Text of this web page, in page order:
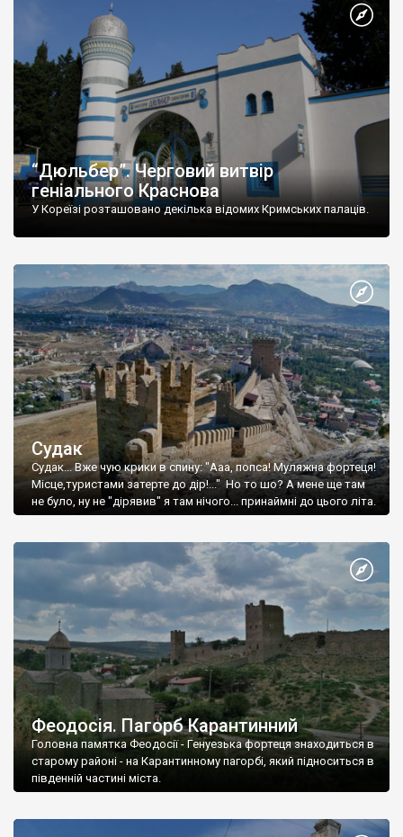
“Дюльбер”. Черговий витвір
геніального Краснова
У Кореїзі розташовано декілька відомих Кримських палаців.
Судак
Судак... Вже чую крики в спину: "Ааа, попса! Муляжна фортеця!
Місце,туристами затерте до дір!..." Но то шо? А мене ще там
не було, ну не "дірявив" я там нічого... принаймні до цього літа.
Феодосія. Пагорб Карантинний
Головна памятка Феодосії - Генуезька фортеця знаходиться в
старому районі - на Карантинному пагорбі, який підноситься в
південній частині міста.